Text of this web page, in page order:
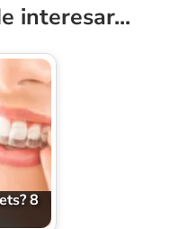
interesar...
8